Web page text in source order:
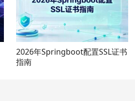
2026年Springboot配置SSL证书
指南